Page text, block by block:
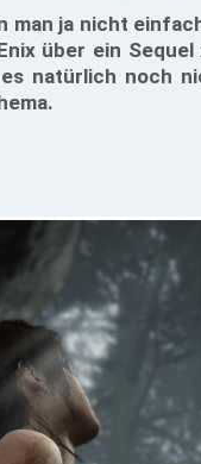
man ja nicht
über ein
natürlich noch